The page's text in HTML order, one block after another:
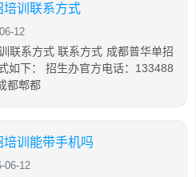
培训联系方式
12
联系方式 联系方式 成都普华单招
如下： 招生办官方电话：133488
都郫都
训能带手机吗
06-12